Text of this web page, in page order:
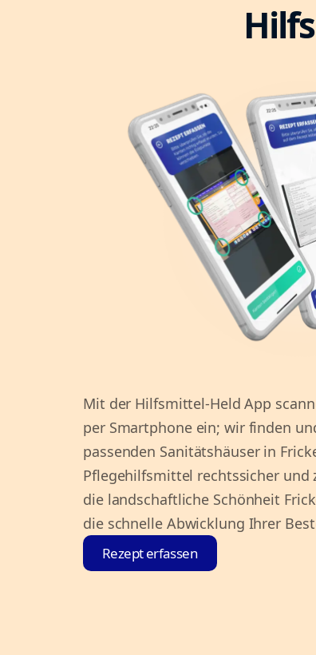
Mit der Hilfsmittel-Held App
per Smartphone ein; wir finden
passenden Sanitätshäuser in
Pflegehilfsmittel rechtssicher und
die landschaftliche Schönheit
die schnelle Abwicklung Ihrer
Rezept erfassen